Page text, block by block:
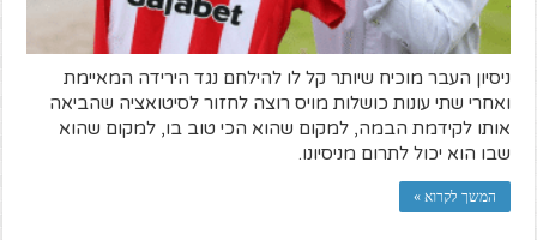
ניסיון העבר מוכיח שיותר קל לו להילחם נגד הירידה המאיימת
ואחרי שתי עונות כושלות מויס רוצה לחזור לסיטואציה שהביאה
אותו לקידמת הבמה, למקום שהוא הכי טוב בו, למקום שהוא
שבו הוא יכול לתרום מניסיונו.
המשך לקרוא »